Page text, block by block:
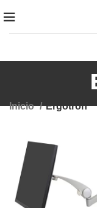
Inicio Ergotron